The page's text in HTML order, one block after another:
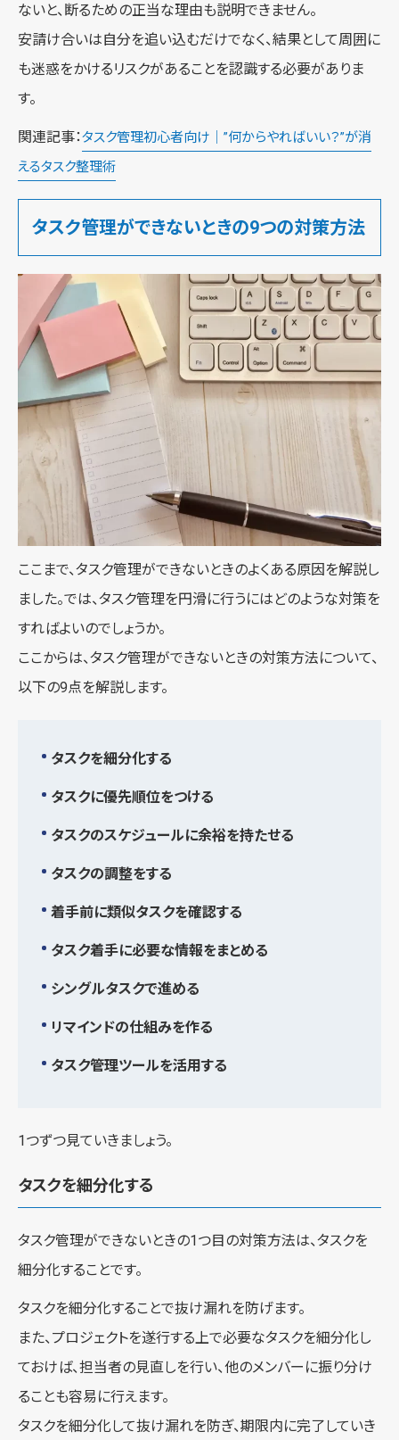
ないと、断るための正当な理由も説明できません。
安請け合いは自分を追い込むだけでなく、結果として周囲に
も迷惑をかけるリスクがあることを認識する必要がありま
す。
関連記事：タスク管理初心者向け｜”何からやればいい？”が消
えるタスク整理術
タスク管理ができないときの9つの対策方法
ここまで、タスク管理ができないときのよくある原因を解説し
ました。では、タスク管理を円滑に行うにはどのような対策を
すればよいのでしょうか。
ここからは、タスク管理ができないときの対策方法について、
以下の9点を解説します。
タスクを細分化する
タスクに優先順位をつける
タスクのスケジュールに余裕を持たせる
タスクの調整をする
着手前に類似タスクを確認する
タスク着手に必要な情報をまとめる
シングルタスクで進める
リマインドの仕組みを作る
タスク管理ツールを活用する
1つずつ見ていきましょう。
タスクを細分化する
タスク管理ができないときの1つ目の対策方法は、タスクを
細分化することです。
タスクを細分化することで抜け漏れを防げます。
また、プロジェクトを遂行する上で必要なタスクを細分化し
ておけば、担当者の見直しを行い、他のメンバーに振り分け
ることも容易に行えます。
タスクを細分化して抜け漏れを防ぎ、期限内に完了していき